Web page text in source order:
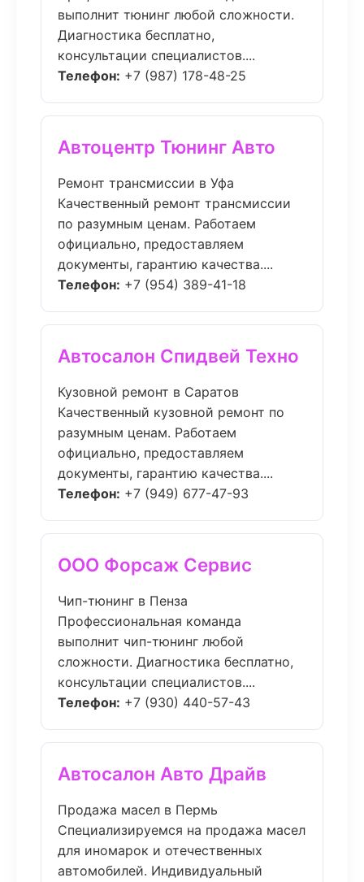
выполнит тюнинг любой сложности.
Диагностика бесплатно,
консультации специалистов....
Телефон: +7 (987) 178-48-25
Автоцентр Тюнинг Авто
Ремонт трансмиссии в Уфа
Качественный ремонт трансмиссии
по разумным ценам. Работаем
официально, предоставляем
документы, гарантию качества....
Телефон: +7 (954) 389-41-18
Автосалон Спидвей Техно
Кузовной ремонт в Саратов
Качественный кузовной ремонт по
разумным ценам. Работаем
официально, предоставляем
документы, гарантию качества....
Телефон: +7 (949) 677-47-93
ООО Форсаж Сервис
Чип-тюнинг в Пенза
Профессиональная команда
выполнит чип-тюнинг любой
сложности. Диагностика бесплатно,
консультации специалистов....
Телефон: +7 (930) 440-57-43
Автосалон Авто Драйв
Продажа масел в Пермь
Специализируемся на продажа масел
для иномарок и отечественных
автомобилей. Индивидуальный